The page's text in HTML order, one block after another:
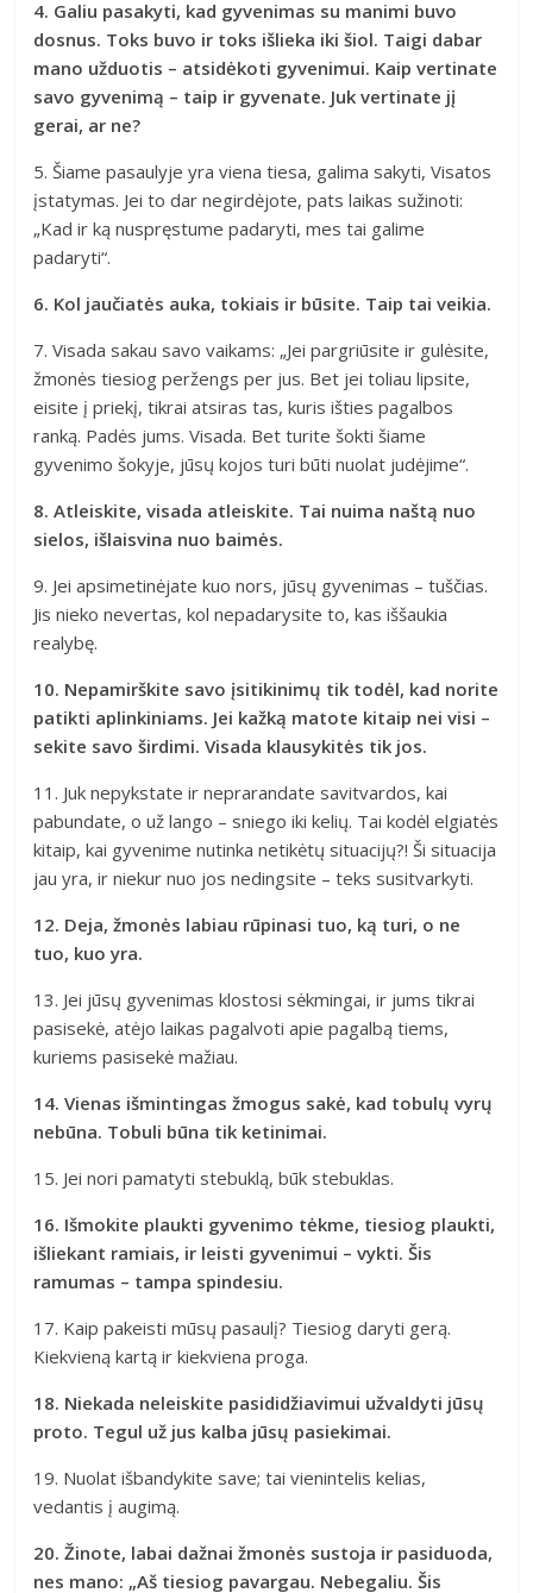
4. Galiu pasakyti, kad gyvenimas su manimi buvo
dosnus. Toks buvo ir toks išlieka iki šiol. Taigi dabar
mano užduotis – atsidėkoti gyvenimui. Kaip vertinate
savo gyvenimą – taip ir gyvenate. Juk vertinate jį
gerai, ar ne?
5. Šiame pasaulyje yra viena tiesa, galima sakyti, Visatos
įstatymas. Jei to dar negirdėjote, pats laikas sužinoti:
„Kad ir ką nuspręstume padaryti, mes tai galime
padaryti“.
6. Kol jaučiatės auka, tokiais ir būsite. Taip tai veikia.
7. Visada sakau savo vaikams: „Jei pargriūsite ir gulėsite,
žmonės tiesiog peržengs per jus. Bet jei toliau lipsite,
eisite į priekį, tikrai atsiras tas, kuris išties pagalbos
ranką. Padės jums. Visada. Bet turite šokti šiame
gyvenimo šokyje, jūsų kojos turi būti nuolat judėjime“.
8. Atleiskite, visada atleiskite. Tai nuima naštą nuo
sielos, išlaisvina nuo baimės.
9. Jei apsimetinėjate kuo nors, jūsų gyvenimas – tuščias.
Jis nieko nevertas, kol nepadarysite to, kas iššaukia
realybę.
10. Nepamirškite savo įsitikinimų tik todėl, kad norite
patikti aplinkiniams. Jei kažką matote kitaip nei visi –
sekite savo širdimi. Visada klausykitės tik jos.
11. Juk nepykstate ir neprarandate savitvardos, kai
pabundate, o už lango – sniego iki kelių. Tai kodėl elgiatės
kitaip, kai gyvenime nutinka netikėtų situacijų?! Ši situacija
jau yra, ir niekur nuo jos nedingsite – teks susitvarkyti.
12. Deja, žmonės labiau rūpinasi tuo, ką turi, o ne
tuo, kuo yra.
13. Jei jūsų gyvenimas klostosi sėkmingai, ir jums tikrai
pasisekė, atėjo laikas pagalvoti apie pagalbą tiems,
kuriems pasisekė mažiau.
14. Vienas išmintingas žmogus sakė, kad tobulų vyrų
nebūna. Tobuli būna tik ketinimai.
15. Jei nori pamatyti stebuklą, būk stebuklas.
16. Išmokite plaukti gyvenimo tėkme, tiesiog plaukti,
išliekant ramiais, ir leisti gyvenimui – vykti. Šis
ramumas – tampa spindesiu.
17. Kaip pakeisti mūsų pasaulį? Tiesiog daryti gerą.
Kiekvieną kartą ir kiekviena proga.
18. Niekada neleiskite pasididžiavimui užvaldyti jūsų
proto. Tegul už jus kalba jūsų pasiekimai.
19. Nuolat išbandykite save; tai vienintelis kelias,
vedantis į augimą.
20. Žinote, labai dažnai žmonės sustoja ir pasiduoda,
nes mano: „Aš tiesiog pavargau. Nebegaliu. Šis